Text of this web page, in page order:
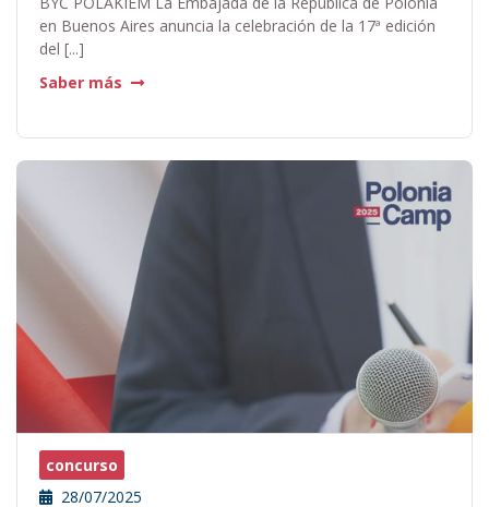
en Buenos Aires anuncia la celebración de la 17ª edición
del [...]
Saber más
concurso
28/07/2025